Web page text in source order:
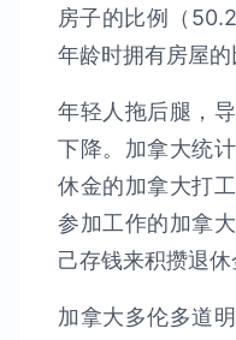
房子的比例（
年龄时拥有房屋的
年轻人拖后腿，
下降。加拿大统
休金的加拿大打
参加工作的加拿
己存钱来积攒退休
加拿大多伦多道